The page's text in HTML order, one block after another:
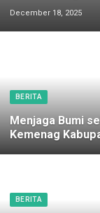
December 18, 2025
BERITA
Menjaga Bumi
Kemenag
BERITA